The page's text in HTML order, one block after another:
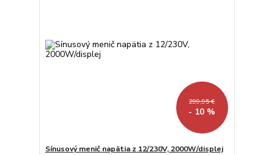
299,95 €
- 10 %
Sínusový menič napätia z 12/230V, 2000W/displej